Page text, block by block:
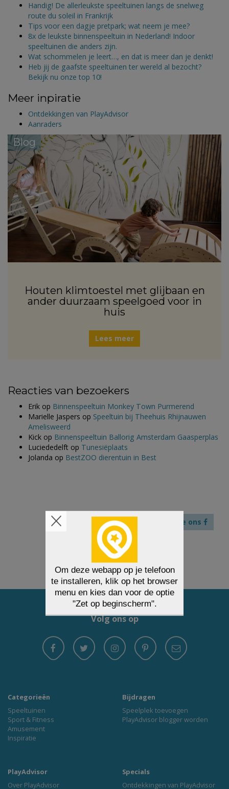
Handig! De allerleukste speeltuinen langs de snelweg
route du soleil in Frankrijk
Tips voor een dagje pretpark; wat neem je mee?
8x de leukste binnenspeeltuin in Nederland! Indoor
speeltuinen die anders zijn.
Wat schommelen je leert…, en dat is meer dan je denkt!
Heb jij de gaafste speeltuinen ter wereld al bezocht?
Bekijk nu onze top 10!
Meer inpiratie
Ontdekkingen van PlayAdvisor
Aanraders
Blog
Houten klimtoestel met glijbaan en
ander duurzaam speelgoed voor in
huis
Lees meer
Reacties van bezoekers
Erik op Binnenspeeltuin Monkey Town Purmerend
Marielle Jaspers op Speeltuin bij Theehuis Rhijnauwen
Amelisweerd
Kick op Binnenspeeltuin Ballorig Amsterdam Gaasperplas
Luciededelft op Tunesiëplaats
Jolanda op BestZOO dierentuin in Best
Like ons
Volg ons op
Categorieën
Speeltuinen
Sport & Fitness
Amusement
Inspiratie
Bijdragen
Speelplek toevoegen
PlayAdvisor blogger worden
PlayAdvisor
Over PlayAdvisor
Specials
Ontdekkingen van PlayAdvisor